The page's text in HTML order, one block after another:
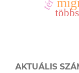
tér
AKTUÁLIS